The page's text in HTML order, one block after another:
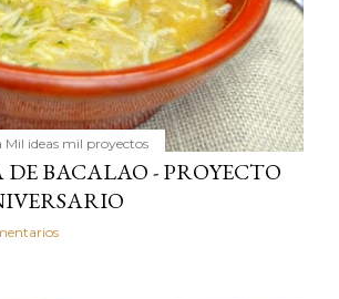
Mil ideas mil proyectos
DE BACALAO - PROYECTO